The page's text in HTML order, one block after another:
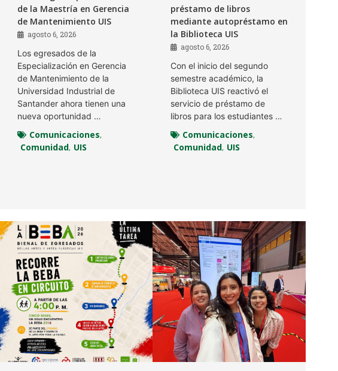
de la Maestría en Gerencia
de Mantenimiento UIS
agosto 6, 2026
Los egresados de la
Especialización en Gerencia
de Mantenimiento de la
Universidad Industrial de
Santander ahora tienen una
nueva oportunidad …
Comunicaciones,
Comunidad, UIS
préstamo de libros
mediante autopréstamo en
la Biblioteca UIS
agosto 6, 2026
Con el inicio del segundo
semestre académico, la
Biblioteca UIS reactivó el
servicio de préstamo de
libros para los estudiantes …
Comunicaciones,
Comunidad, UIS